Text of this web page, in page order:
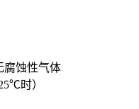
蚀性气体
时）